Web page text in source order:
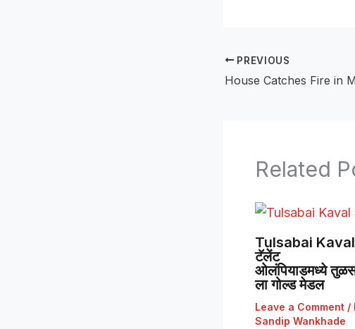
PREVIOUS
Related
Tulsabai
टॅलेंट
ओलंपियाडमध्ये
ला गोल्ड मेडल
Leave a Comment /
Sandip Wankhade